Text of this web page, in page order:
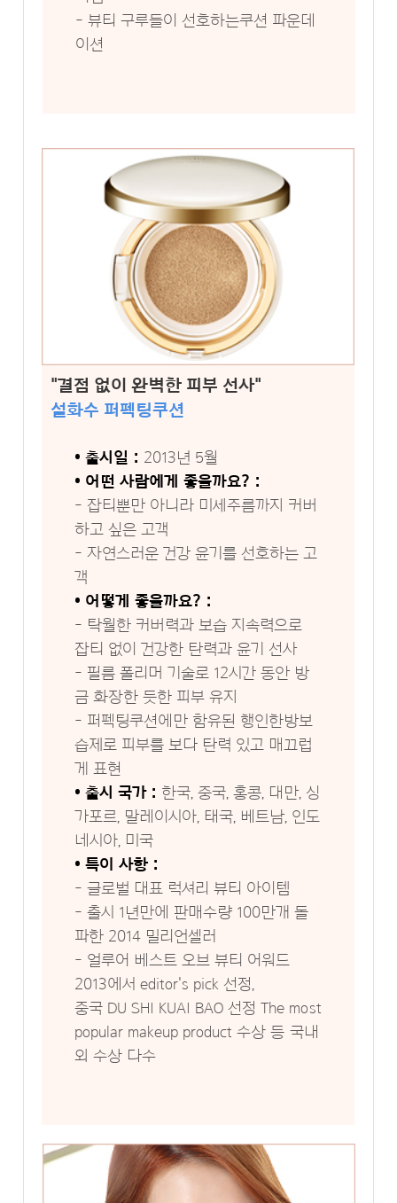
- 뷰티 구루들이 선호하는쿠션 파운데
이션
"결점 없이 완벽한 피부 선사"
설화수 퍼펙팅쿠션
• 출시일 : 2013년 5월
• 어떤 사람에게 좋을까요? :
- 잡티뿐만 아니라 미세주름까지 커버
하고 싶은 고객
- 자연스러운 건강 윤기를 선호하는 고
객
• 어떻게 좋을까요? :
- 탁월한 커버력과 보습 지속력으로
잡티 없이 건강한 탄력과 윤기 선사
- 필름 폴리머 기술로 12시간 동안 방
금 화장한 듯한 피부 유지
- 퍼펙팅쿠션에만 함유된 행인한방보
습제로 피부를 보다 탄력 있고 매끄럽
게 표현
• 출시 국가 : 한국, 중국, 홍콩, 대만, 싱
가포르, 말레이시아, 태국, 베트남, 인도
네시아, 미국
• 특이 사항 :
- 글로벌 대표 럭셔리 뷰티 아이템
- 출시 1년만에 판매수량 100만개 돌
파한 2014 밀리언셀러
- 얼루어 베스트 오브 뷰티 어워드
2013에서 editor's pick 선정,
중국 DU SHI KUAI BAO 선정 The most
popular makeup product 수상 등 국내
외 수상 다수